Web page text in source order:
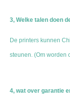
3, Welke talen doen
De printers kunnen
steunen. (Om worden
4, wat over garantie